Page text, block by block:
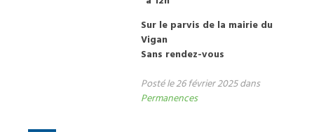
Sur le parvis de la mairie du
Vigan
Sans rendez-vous
Posté le 26 février 2025 dans
Permanences